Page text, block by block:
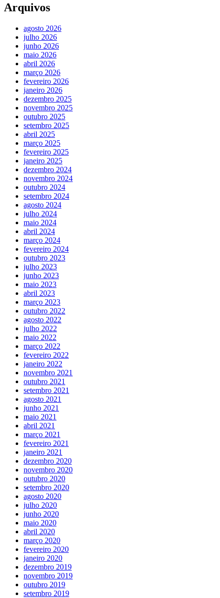
Arquivos
agosto 2026
julho 2026
junho 2026
maio 2026
abril 2026
março 2026
fevereiro 2026
janeiro 2026
dezembro 2025
novembro 2025
outubro 2025
setembro 2025
abril 2025
março 2025
fevereiro 2025
janeiro 2025
dezembro 2024
novembro 2024
outubro 2024
setembro 2024
agosto 2024
julho 2024
maio 2024
abril 2024
março 2024
fevereiro 2024
outubro 2023
julho 2023
junho 2023
maio 2023
abril 2023
março 2023
outubro 2022
agosto 2022
julho 2022
maio 2022
março 2022
fevereiro 2022
janeiro 2022
novembro 2021
outubro 2021
setembro 2021
agosto 2021
junho 2021
maio 2021
abril 2021
março 2021
fevereiro 2021
janeiro 2021
dezembro 2020
novembro 2020
outubro 2020
setembro 2020
agosto 2020
julho 2020
junho 2020
maio 2020
abril 2020
março 2020
fevereiro 2020
janeiro 2020
dezembro 2019
novembro 2019
outubro 2019
setembro 2019